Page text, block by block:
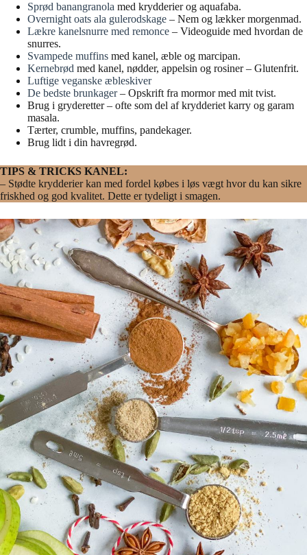
Sprød banangranola med krydderier og aquafaba.
Overnight oats ala gulerodskage – Nem og lækker morgenmad.
Lækre kanelsnurre med remonce – Videoguide med hvordan de
snurres.
Svampede muffins med kanel, æble og marcipan.
Kernebrød med kanel, nødder, appelsin og rosiner – Glutenfrit.
Luftige veganske æbleskiver
De bedste brunkager– Opskrift fra mormor med mit tvist.
Brug i gryderetter – ofte som del af krydderiet karry og garam
masala.
Tærter, crumble, muffins, pandekager.
Brug lidt i din havregrød.
TIPS & TRICKS KANEL:
– Stødte krydderier kan med fordel købes i løs vægt hvor du kan sikre
friskhed og god kvalitet. Dette er tydeligt i smagen.